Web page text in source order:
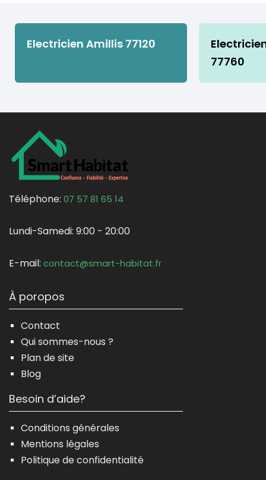
Electricien Amillis 77120
77760
Téléphone: 07 57 81 65 14
Lundi-Samedi: 9:00 - 20:00
E-mail: contact@smart-habitat.fr
À poropos
Contact
Qui sommes-nous ?
Plan de site
Blog
Besoin d’aide?
Conditions générales
Mentions légales
Politique de confidentialité